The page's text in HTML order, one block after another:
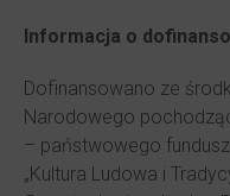
Informacja o
Dofinansowano ze
Narodowego
– państwowego
„Kultura Ludowa i